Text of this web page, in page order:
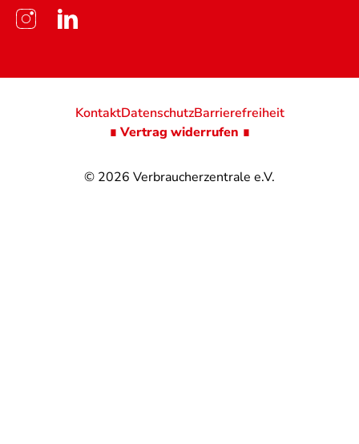
© 2026 Verbraucherzentrale e.V.
KontaktDatenschutzBarrierefreiheit
∎ Vertrag widerrufen ∎